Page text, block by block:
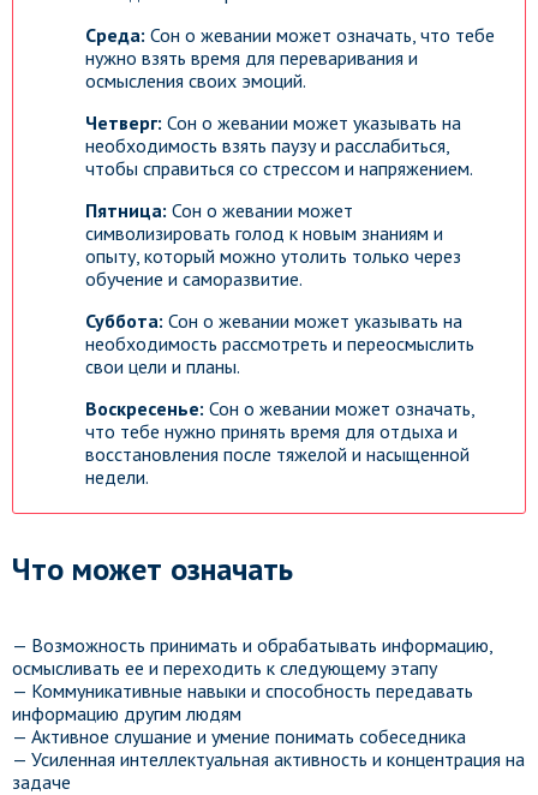
Среда: Сон о жевании может означать, что тебе
нужно взять время для переваривания и
осмысления своих эмоций.
Четверг: Сон о жевании может указывать на
необходимость взять паузу и расслабиться,
чтобы справиться со стрессом и напряжением.
Пятница: Сон о жевании может
символизировать голод к новым знаниям и
опыту, который можно утолить только через
обучение и саморазвитие.
Суббота: Сон о жевании может указывать на
необходимость рассмотреть и переосмыслить
свои цели и планы.
Воскресенье: Сон о жевании может означать,
что тебе нужно принять время для отдыха и
восстановления после тяжелой и насыщенной
недели.
Что может означать
— Возможность принимать и обрабатывать информацию,
осмысливать ее и переходить к следующему этапу
— Коммуникативные навыки и способность передавать
информацию другим людям
— Активное слушание и умение понимать собеседника
— Усиленная интеллектуальная активность и концентрация на
задаче